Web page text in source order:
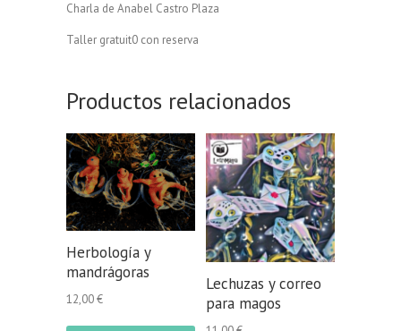
Charla de Anabel Castro Plaza
Taller gratuit0 con reserva
Productos relacionados
Herbología y
mandrágoras
12,00€
Lechuzas y correo
para magos